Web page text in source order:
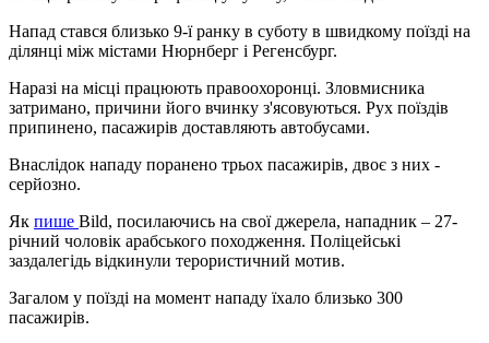
Напад стався близько 9-ї ранку в суботу в швидкому поїзді на
ділянці між містами Нюрнберг і Регенсбург.
Наразі на місці працюють правоохоронці. Зловмисника
затримано, причини його вчинку з'ясовуються. Рух поїздів
припинено, пасажирів доставляють автобусами.
Внаслідок нападу поранено трьох пасажирів, двоє з них -
серйозно.
Як пише Bild, посилаючись на свої джерела, нападник – 27-
річний чоловік арабського походження. Поліцейські
заздалегідь відкинули терористичний мотив.
Загалом у поїзді на момент нападу їхало близько 300
пасажирів.